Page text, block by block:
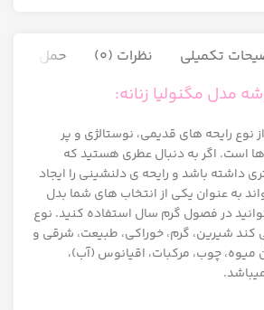
تکمیلی نظرات (0) حمل و نقل
مدل مگنولیا زنانه:
نوع رایحه های قدیمی، نوستالژی و پر
ها است. اگر به دنبال عطری هستید که
داشته باشد و رایحه ی دلنشینی را ایجاد
به عنوان یکی از انتخاب های شما بدل
در فصول گرم سال استفاده کنید. نوع
کند شیرین، گرم، خوراکی، طبیعت، شرقی و
میوه، چوب، مرکبات، اقیانوس (آب)،